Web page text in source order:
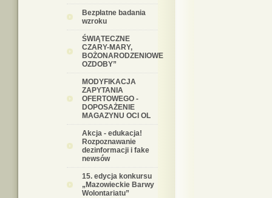
Bezpłatne badania
wzroku
ŚWIĄTECZNE
CZARY-MARY,
BOŻONARODZENIOWE
OZDOBY”
MODYFIKACJA
ZAPYTANIA
OFERTOWEGO -
DOPOSAŻENIE
MAGAZYNU OCI OL
Akcja - edukacja!
Rozpoznawanie
dezinformacji i fake
newsów
15. edycja konkursu
„Mazowieckie Barwy
Wolontariatu”